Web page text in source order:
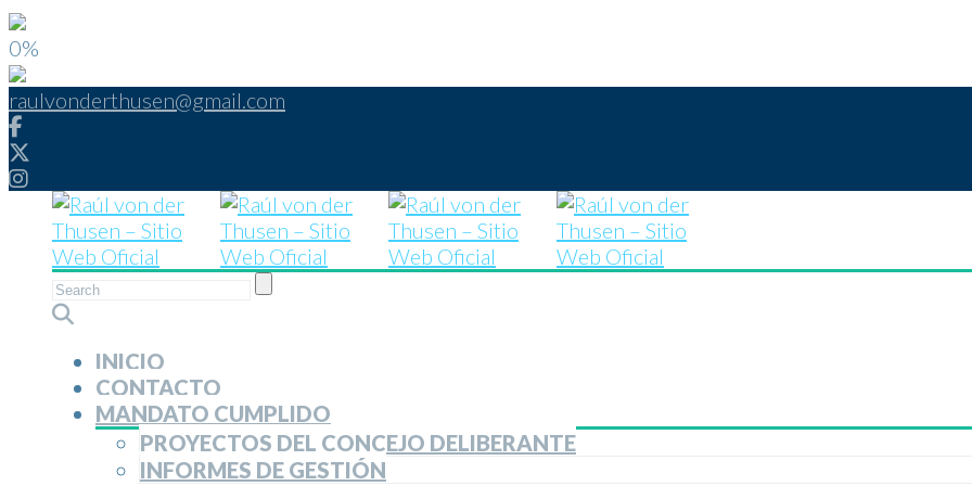
0%
raulvonderthusen@gmail.com
INICIO
CONTACTO
MANDATO CUMPLIDO
PROYECTOS DEL CONCEJO DELIBERANTE
INFORMES DE GESTIÓN